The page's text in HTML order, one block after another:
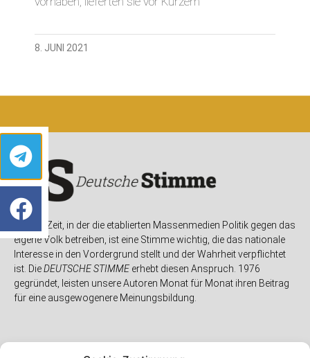
8. JUNI 2021
In einer Zeit, in der die etablierten Massenmedien Politik gegen das
eigene Volk betreiben, ist eine Stimme wichtig, die das nationale
Interesse in den Vordergrund stellt und der Wahrheit verpflichtet
ist. DieDEUTSCHE STIMMEerhebt diesen Anspruch. 1976
gegründet, leisten unsere Autoren Monat für Monat ihren Beitrag
für eine ausgewogenere Meinungsbildung.